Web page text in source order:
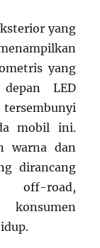
yang
yang
LED
mobil ini.
warna dan
dirancang
off-road,
konsumen